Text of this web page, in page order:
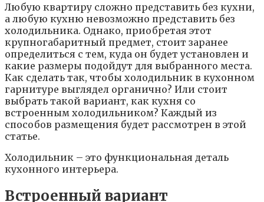
Любую квартиру сложно представить без кухни,
а любую кухню невозможно представить без
холодильника. Однако, приобретая этот
крупногабаритный предмет, стоит заранее
определиться с тем, куда он будет установлен и
какие размеры подойдут для выбранного места.
Как сделать так, чтобы холодильник в кухонном
гарнитуре выглядел органично? Или стоит
выбрать такой вариант, как кухня со
встроенным холодильником? Каждый из
способов размещения будет рассмотрен в этой
статье.
Холодильник – это функциональная деталь
кухонного интерьера.
Встроенный вариант